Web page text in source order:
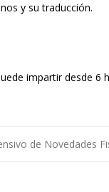
y su traducción.
impartir desde 6
de Novedades